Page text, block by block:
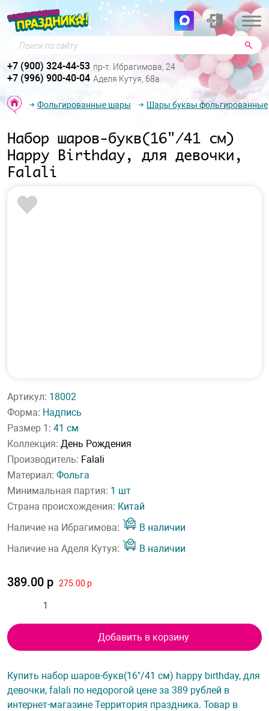
Поиск по сайту
+7 (900) 324-44-53 пр-т. Ибрагимова, 24
+7 (996) 900-40-04 Аделя Кутуя, 68а
Фольгированные шары Шары буквы фольгированные
Набор шаров-букв(16"/41 см)
Happy Birthday, для девочки,
Falali
Артикул: 18002
Форма: Надпись
Размер 1: 41 см
Коллекция: День Рождения
Производитель: Falali
Материал: Фольга
Минимальная партия: 1 шт
Страна происхождения: Китай
Наличие на Ибрагимова:
В наличии
Наличие на Аделя Кутуя:
В наличии
389.00 р 275.00 р
Добавить в корзину
Купить набор шаров-букв(16"/41 см) happy birthday, для
девочки, falali по недорогой цене за 389 рублей в
интернет-магазине Территория праздника. Товар в